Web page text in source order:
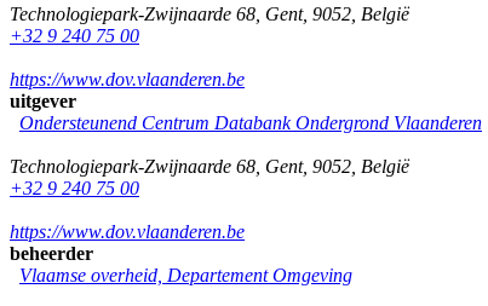
Technologiepark-Zwijnaarde 68 Gent, 9052 België
+32 9 240 75 00
https://www.dov.vlaanderen.be
uitgever
Ondersteunend Centrum Databank Ondergrond Vlaanderen
Technologiepark-Zwijnaarde 68 Gent, 9052 België
+32 9 240 75 00
https://www.dov.vlaanderen.be
beheerder
Vlaamse overheid, Departement Omgeving